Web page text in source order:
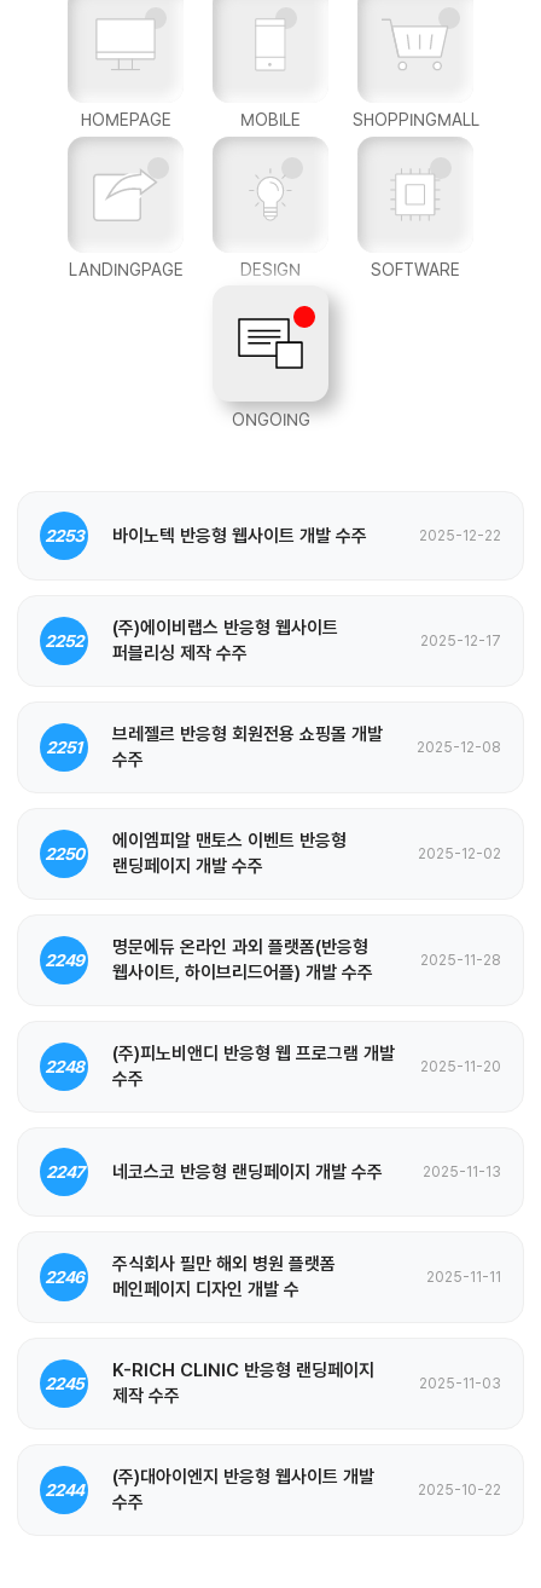
HOMEPAGE MOBILE SHOPPINGMALL
LANDINGPAGE DESIGN SOFTWARE
ONGOING
2253 바이노텍 반응형 웹사이트 개발 수주 2025-12-22
2252
(주)에이비랩스 반응형 웹사이트
퍼블리싱 제작 수주
2025-12-17
2251
브레젤르 반응형 회원전용 쇼핑몰 개발
수주
2025-12-08
2250
에이엠피알 맨토스 이벤트 반응형
랜딩페이지 개발 수주
2025-12-02
2249
명문에듀 온라인 과외 플랫폼(반응형
웹사이트, 하이브리드어플) 개발 수주
2025-11-28
2248
(주)피노비앤디 반응형 웹 프로그램 개발
수주
2025-11-20
2247 네코스코 반응형 랜딩페이지 개발 수주 2025-11-13
2246
주식회사 필만 해외 병원 플랫폼
메인페이지 디자인 개발 수
2025-11-11
2245
K-RICH CLINIC 반응형 랜딩페이지
제작 수주
2025-11-03
2244
(주)대아이엔지 반응형 웹사이트 개발
수주
2025-10-22